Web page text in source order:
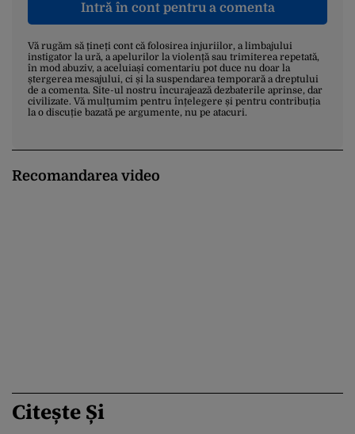
Intră în cont pentru a comenta
Vă rugăm să țineți cont că folosirea injuriilor, a limbajului
instigator la ură, a apelurilor la violență sau trimiterea repetată,
în mod abuziv, a aceluiași comentariu pot duce nu doar la
ștergerea mesajului, ci și la suspendarea temporară a dreptului
de a comenta. Site-ul nostru încurajează dezbaterile aprinse, dar
civilizate. Vă mulțumim pentru înțelegere și pentru contribuția
la o discuție bazată pe argumente, nu pe atacuri.
Recomandarea video
Citește Și